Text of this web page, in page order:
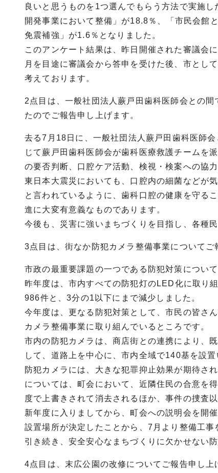
良いと思うものを1つ選んでもらう方法で実施
開発事業において整備」が18.8％、「市民会館
免震補強」が1.6％となりました。
このアンケート結果は、昨日開催された審議会
月を目途に審議会から答申を受けた後、市とし
考えております。
2点目は、一般社団法人蕨戸田歯科医師会との
たのでご報告申し上げます。
去る7月18日に、一般社団法人蕨戸田歯科医師
じて蕨戸田歯科医師会が歯科医療救護チームを
の要否判断、口腔ケア活動、検視・検案への協
東日本大震災においても、口腔内の細菌などが
と言われているように、歯科口腔の健康を守る
進に大変有意義なものであります。
今後も、災害に強いまちづくりを目指し、各種
3点目は、街なか防犯カメラ整備事業についてご
市政の最重要課題の一つである防犯対策につい
昨年度は、市内すべての防犯灯のLED化に取り
986件と、3分の1以下にまで減少しました。
今年度は、更なる防犯対策として、市民の皆さ
カメラ整備事業に取り組んでいるところです。
市内の防犯カメラは、商店街との連携により、
して、道路上を中心に、市内全域で140基を設置
防犯カメラには、大きな犯罪抑止効果が期待さ
については、町会において、近隣住民の合意を
度で上書きされて消去されるほか、事件の捜査
新年度に入りましてから、町会への説明会を開
設置場所が決定したことから、7月より整備工
引き続き、安全安心なまちづくりに欠かせない
4点目は、末広公園の改修についてご報告申し上